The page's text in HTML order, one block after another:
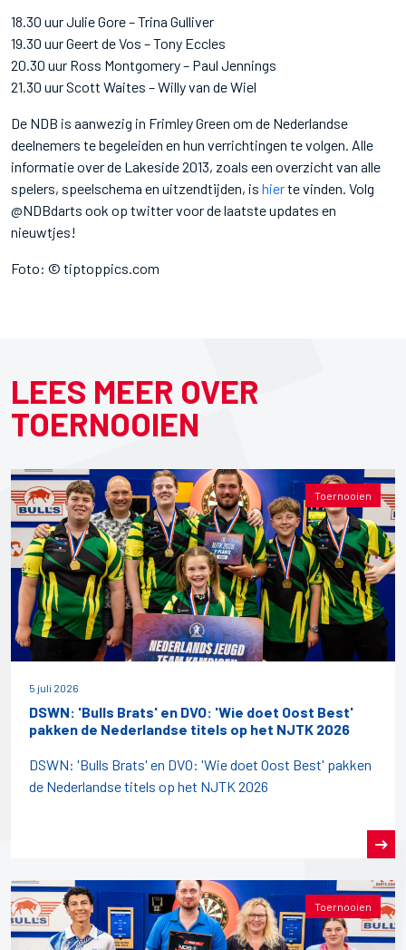
18.30 uur Julie Gore – Trina Gulliver
19.30 uur Geert de Vos – Tony Eccles
20.30 uur Ross Montgomery – Paul Jennings
21.30 uur Scott Waites – Willy van de Wiel
De NDB is aanwezig in Frimley Green om de Nederlandse
deelnemers te begeleiden en hun verrichtingen te volgen. Alle
informatie over de Lakeside 2013, zoals een overzicht van alle
spelers, speelschema en uitzendtijden, is hierte vinden. Volg
@NDBdarts ook op twitter voor de laatste updates en
nieuwtjes!
Foto: © tiptoppics.com
LEES MEER OVER
TOERNOOIEN
Toernooien
5 juli 2026
DSWN: 'Bulls Brats' en DVO: 'Wie doet Oost Best'
pakken de Nederlandse titels op het NJTK 2026
DSWN: 'Bulls Brats' en DVO: 'Wie doet Oost Best' pakken
de Nederlandse titels op het NJTK 2026
Toernooien